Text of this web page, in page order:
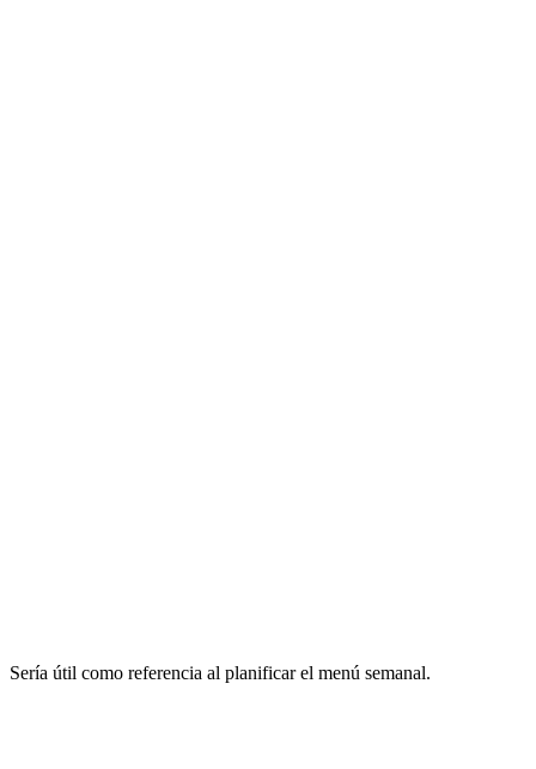
Sería útil como referencia al planificar el menú semanal.